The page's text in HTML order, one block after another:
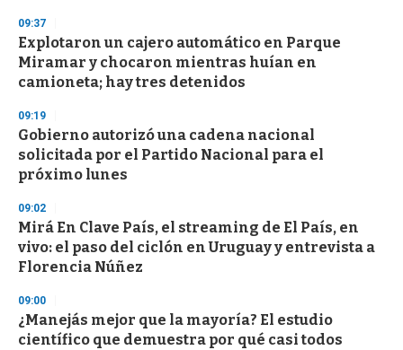
09:37
Explotaron un cajero automático en Parque
Miramar y chocaron mientras huían en
camioneta; hay tres detenidos
09:19
Gobierno autorizó una cadena nacional
solicitada por el Partido Nacional para el
próximo lunes
09:02
Mirá En Clave País, el streaming de El País, en
vivo: el paso del ciclón en Uruguay y entrevista a
Florencia Núñez
09:00
¿Manejás mejor que la mayoría? El estudio
científico que demuestra por qué casi todos